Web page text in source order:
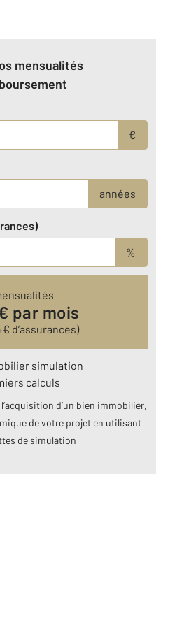
mensualités
€
années
%
par mois
€ d’assurances)
simulation
calculs
d’un bien immobilier,
de votre projet en utilisant
de simulation